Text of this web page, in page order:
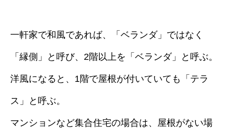
一軒家で和風であれば、「ベランダ」ではなく
「縁側」と呼び、2階以上を「ベランダ」と呼ぶ。
洋風になると、1階で屋根が付いていても「テラ
ス」と呼ぶ。
マンションなど集合住宅の場合は、屋根がない場